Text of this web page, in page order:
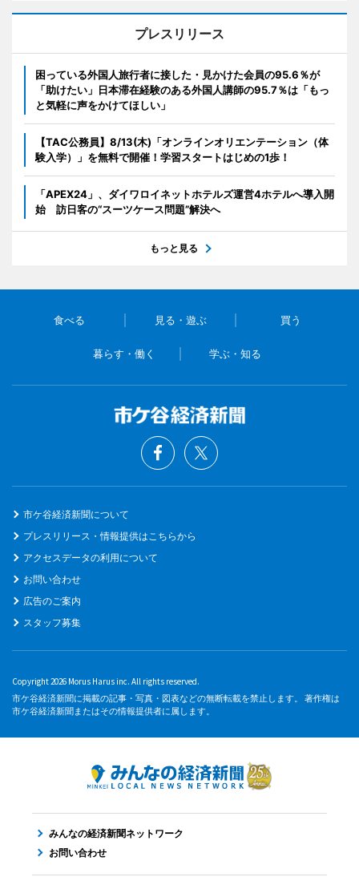
プレスリリース
困っている外国人旅行者に接した・見かけた会員の95.6％が
「助けたい」日本滞在経験のある外国人講師の95.7％は「もっ
と気軽に声をかけてほしい」
【TAC公務員】8/13(木)「オンラインオリエンテーション（体
験入学）」を無料で開催！学習スタートはじめの1歩！
「APEX24」、ダイワロイネットホテルズ運営4ホテルへ導入開
始 訪日客の“スーツケース問題”解決へ
もっと見る
食べる 見る・遊ぶ 買う
暮らす・働く 学ぶ・知る
市ケ谷経済新聞について
プレスリリース・情報提供はこちらから
アクセスデータの利用について
お問い合わせ
広告のご案内
スタッフ募集
Copyright 2026 Morus Harus inc. All rights reserved.
市ケ谷経済新聞に掲載の記事・写真・図表などの無断転載を禁止します。 著作権は
市ケ谷経済新聞またはその情報提供者に属します。
みんなの経済新聞ネットワーク
お問い合わせ